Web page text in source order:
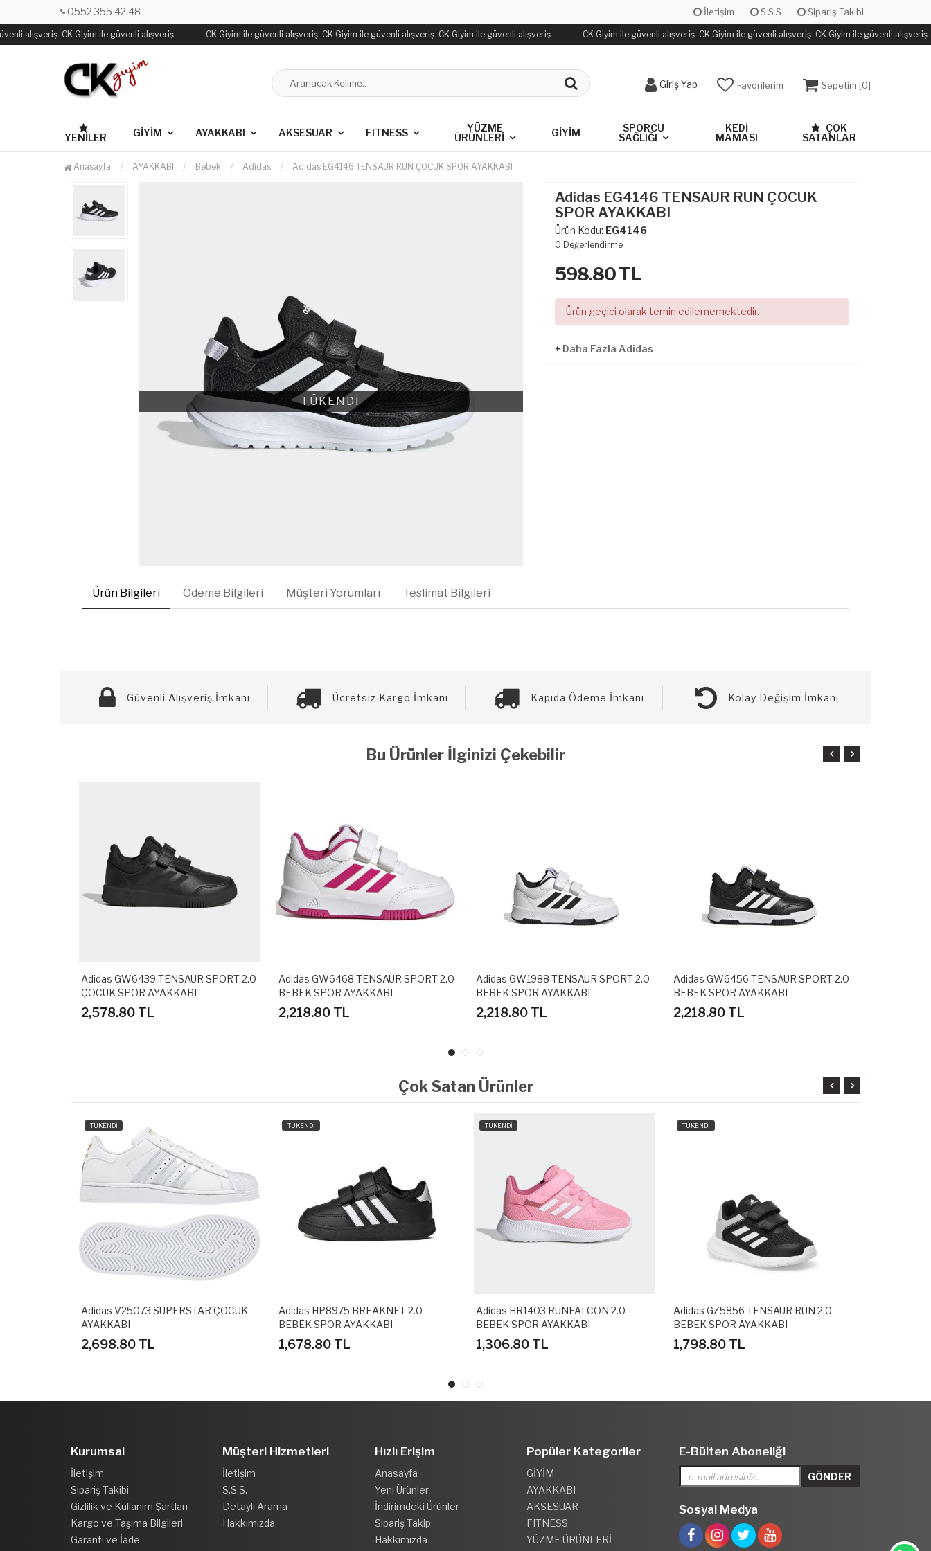
0552 355 42 48 İletişim S.S.S Sipariş Takibi
alışveriş. CK Giyim ile güvenli alışveriş. CK Giyim ile güvenli alışveriş. CK Giyim ile güvenli alışveriş. CK Giyim ile güvenli alışveriş. CK Giyim ile güvenli alışveriş. CK Giyim ile güvenli alışveriş. CK Giyim ile güvenli alışveriş.
Giriş Yap Favorilerim Sepetim [0]
YENILER GİYİM AYAKKABI AKSESUAR FITNESS
YÜZME
ÜRÜNLERİ
GİYİM
SPORCU
SAĞLIĞI
KEDİ
MAMASI
ÇOK
SATANLAR
Anasayfa AYAKKABI Bebek Adidas Adidas EG4146 TENSAUR RUN ÇOCUK SPOR AYAKKABI
TÜKENDİ
Adidas EG4146 TENSAUR RUN ÇOCUK
SPOR AYAKKABI
Ürün Kodu: EG4146
0 Değerlendirme
598.80TL
Ürün geçici olarak temin edilememektedir.
+ Daha Fazla Adidas
Ürün Bilgileri Ödeme Bilgileri Müşteri Yorumları Teslimat Bilgileri
Güvenli Alışveriş İmkanı Ücretsiz Kargo İmkanı Kapıda Ödeme İmkanı Kolay Değişim İmkanı
Bu Ürünler İlginizi Çekebilir
Adidas GW6439 TENSAUR SPORT 2.0
ÇOCUK SPOR AYAKKABI
2,578.80 TL
Adidas GW6468 TENSAUR SPORT 2.0
BEBEK SPOR AYAKKABI
2,218.80 TL
Adidas GW1988 TENSAUR SPORT 2.0
BEBEK SPOR AYAKKABI
2,218.80 TL
Adidas GW6456 TENSAUR SPORT 2.0
BEBEK SPOR AYAKKABI
2,218.80 TL
Çok Satan Ürünler
TÜKENDİ
Adidas V25073 SUPERSTAR ÇOCUK
AYAKKABI
2,698.80 TL
TÜKENDİ
Adidas HP8975 BREAKNET 2.0
BEBEK SPOR AYAKKABI
1,678.80 TL
TÜKENDİ
Adidas HR1403 RUNFALCON 2.0
BEBEK SPOR AYAKKABI
1,306.80 TL
TÜKENDİ
Adidas GZ5856 TENSAUR RUN 2.0
BEBEK SPOR AYAKKABI
1,798.80 TL
Kurumsal
İletişim
Sipariş Takibi
Gizlilik ve Kullanım Şartları
Kargo ve Taşıma Bilgileri
Garanti ve İade
Müşteri Hizmetleri
İletişim
S.S.S.
Detaylı Arama
Hakkımızda
Hızlı Erişim
Anasayfa
Yeni Ürünler
İndirimdeki Ürünler
Sipariş Takip
Hakkımızda
Popüler Kategoriler
GİYİM
AYAKKABI
AKSESUAR
FITNESS
YÜZME ÜRÜNLERİ
E-Bülten Aboneliği
Sosyal Medya